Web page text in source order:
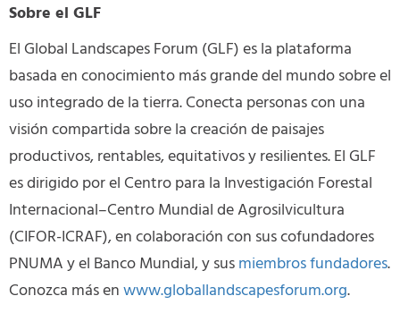
Sobre el GLF
El Global Landscapes Forum (GLF) es la plataforma
basada en conocimiento más grande del mundo sobre el
uso integrado de la tierra. Conecta personas con una
visión compartida sobre la creación de paisajes
productivos, rentables, equitativos y resilientes. El GLF
es dirigido por el Centro para la Investigación Forestal
Internacional–Centro Mundial de Agrosilvicultura
(CIFOR-ICRAF), en colaboración con sus cofundadores
PNUMA y el Banco Mundial, y susmiembros fundadores.
Conozca más enwww.globallandscapesforum.org.